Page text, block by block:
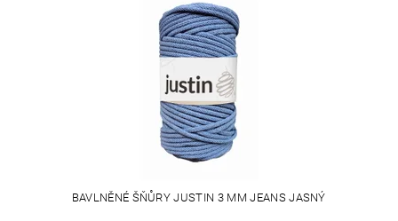
BAVLNĚNÉ ŠŇŮRY JUSTIN 3 MM JEANS JASNÝ